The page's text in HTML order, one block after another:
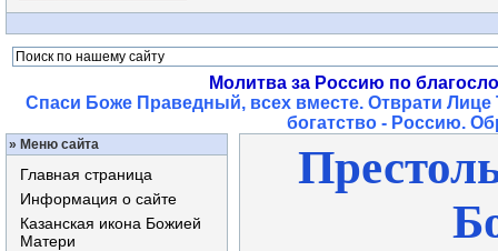
Молитва за Россию по
Спаси Боже Праведный, всех вместе. Отврати
богатство - Россию.
» Меню сайта
Главная страница
Информация о сайте
Казанская икона Божией
Матери